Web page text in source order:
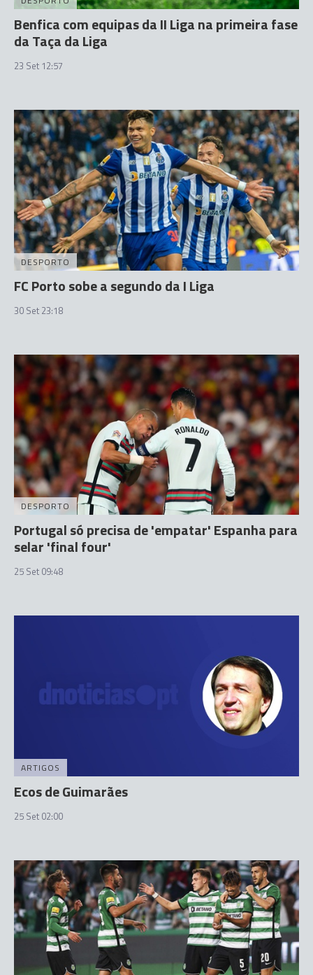
Benfica com equipas da II Liga na primeira fase
da Taça da Liga
23 Set 12:57
DESPORTO
FC Porto sobe a segundo da I Liga
30 Set 23:18
DESPORTO
Portugal só precisa de 'empatar' Espanha para
selar 'final four'
25 Set 09:48
ARTIGOS
Ecos de Guimarães
25 Set 02:00